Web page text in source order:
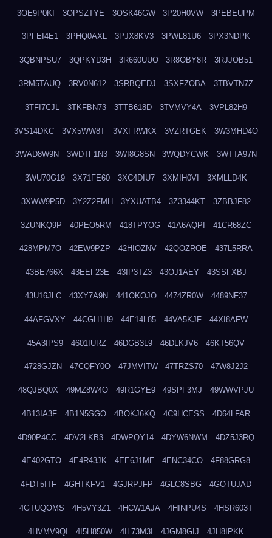
3OE9P0KI 3OPSZTYE 3OSK46GW 3P20H0VW 3PEBEUPM
3PFEI4E1 3PHQ0AXL 3PJX8KV3 3PWL81U6 3PX3NDPK
3QBNPSU7 3QPKYD3H 3R660UUO 3R8OBY8R 3RJJOB51
3RM5TAUQ 3RV0N612 3SRBQEDJ 3SXFZOBA 3TBVTN7Z
3TFI7CJL 3TKFBN73 3TTB618D 3TVMVY4A 3VPL82H9
3VS14DKC 3VX5WW8T 3VXFRWKX 3VZRTGEK 3W3MHD4O
3WAD8W9N 3WDTF1N3 3WI8G8SN 3WQDYCWK 3WTTA97N
3WU70G19 3X71FE60 3XC4DIU7 3XMIH0VI 3XMLLD4K
3XWW9P5D 3Y2Z2FMH 3YXUATB4 3Z3344KT 3ZBBJF82
3ZUNKQ9P 40PEO5RM 418TPYOG 41A6AQPI 41CR68ZC
428MPM7O 42EW9PZP 42HIOZNV 42QOZROE 437L5RRA
43BE766X 43EEF23E 43IP3TZ3 43OJ1AEY 43SSFXBJ
43U16JLC 43XY7A9N 441OKOJO 4474ZR0W 4489NF37
44AFGVXY 44CGH1H9 44E14L85 44VA5KJF 44XI8AFW
45A3IPS9 4601IURZ 46DGB3L9 46DLKJV6 46KT56QV
4728GJZN 47CQFY0O 47JMVITW 47TRZS70 47W8J2J2
48QJBQ0X 49MZ8W4O 49R1GYE9 49SPF3MJ 49WWVPJU
4B13IA3F 4B1N5SGO 4BOKJ6KQ 4C9HCESS 4D64LFAR
4D90P4CC 4DV2LKB3 4DWPQY14 4DYW6NWM 4DZ5J3RQ
4E402GTO 4E4R43JK 4EE6J1ME 4ENC34CO 4F88GRG8
4FDT5ITF 4GHTKFV1 4GJRPJFP 4GLC8SBG 4GOTUJAD
4GTUQOMS 4H5VY3Z1 4HCW1AJA 4HINPU4S 4HSR603T
4HVMV9QI 4I5H850W 4IL73M3I 4JGM8GIJ 4JH8IPKK